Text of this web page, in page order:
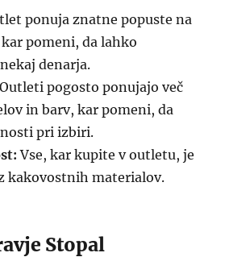
ponuja znatne popuste na
pomeni, da lahko
denarja.
Outleti pogosto ponujajo več
in barv, kar pomeni, da
pri izbiri.
Vse, kar kupite v outletu, je
kakovostnih materialov.
Stopal